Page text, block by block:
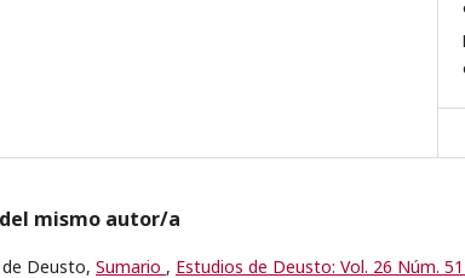
mismo autor/a
Deusto, Sumario , Estudios de Deusto: Vol. 26 Núm.